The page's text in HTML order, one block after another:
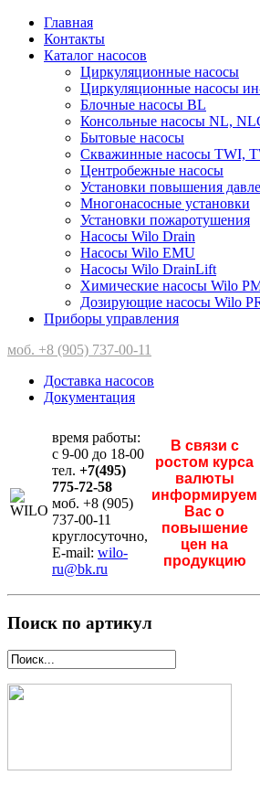
Главная
Контакты
Каталог насосов
Циркуляционные насосы
Циркуляционные насосы
Блочные насосы BL
Консольные насосы NL,
Бытовые насосы
Скважинные насосы TWI,
Центробежные насосы
Установки повышения
Многонасосные установки
Установки пожаротушения
Насосы Wilo Drain
Насосы Wilo EMU
Насосы Wilo DrainLift
Химические насосы Wilo
Дозирующие насосы Wilo
Приборы управления
моб. +8 (905) 737-00-11
Доставка насосов
Документация
время работы:
с 9-00 до 18-00
тел. +7(495)
775-72-58
моб. +8 (905)
737-00-11
круглосуточно,
E-mail: wilo-
ru@bk.ru
В связи с
ростом курса
валюты
информируем
Вас о
повышение
цен на
продукцию
Поиск по артикул